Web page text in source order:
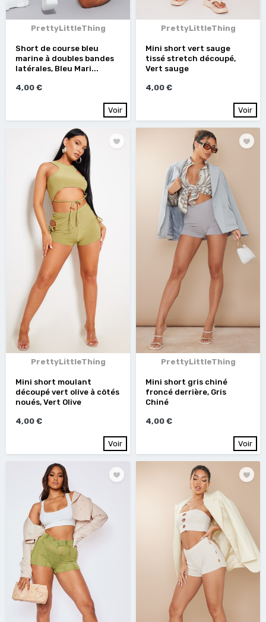
PrettyLittleThing
Short de course bleu
marine à doubles bandes
latérales, Bleu Mari...
4,00 €
Voir
PrettyLittleThing
Mini short vert sauge
tissé stretch découpé,
Vert sauge
4,00 €
Voir
PrettyLittleThing
Mini short moulant
découpé vert olive à côtés
noués, Vert Olive
4,00 €
Voir
PrettyLittleThing
Mini short gris chiné
froncé derrière, Gris
Chiné
4,00 €
Voir